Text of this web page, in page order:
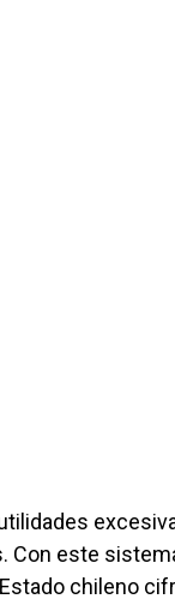
Con este
chileno